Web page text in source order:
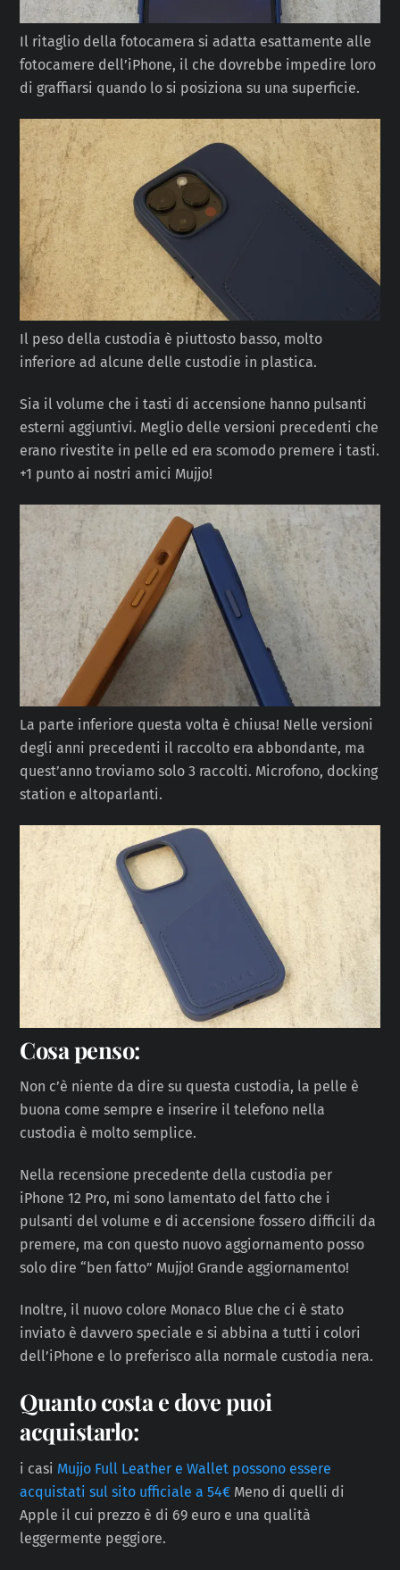
Il ritaglio della fotocamera si adatta esattamente alle
fotocamere dell’iPhone, il che dovrebbe impedire loro
di graffiarsi quando lo si posiziona su una superficie.
Il peso della custodia è piuttosto basso, molto
inferiore ad alcune delle custodie in plastica.
Sia il volume che i tasti di accensione hanno pulsanti
esterni aggiuntivi. Meglio delle versioni precedenti che
erano rivestite in pelle ed era scomodo premere i tasti.
+1 punto ai nostri amici Mujjo!
La parte inferiore questa volta è chiusa! Nelle versioni
degli anni precedenti il ​​raccolto era abbondante, ma
quest’anno troviamo solo 3 raccolti. Microfono, docking
station e altoparlanti.
Cosa penso:
Non c’è niente da dire su questa custodia, la pelle è
buona come sempre e inserire il telefono nella
custodia è molto semplice.
Nella recensione precedente della custodia per
iPhone 12 Pro, mi sono lamentato del fatto che i
pulsanti del volume e di accensione fossero difficili da
premere, ma con questo nuovo aggiornamento posso
solo dire “ben fatto” Mujjo! Grande aggiornamento!
Inoltre, il nuovo colore Monaco Blue che ci è stato
inviato è davvero speciale e si abbina a tutti i colori
dell’iPhone e lo preferisco alla normale custodia nera.
Quanto costa e dove puoi
acquistarlo:
i casi Mujjo Full Leather e Wallet possono essere
acquistati sul sito ufficiale a 54€ Meno di quelli di
Apple il cui prezzo è di 69 euro e una qualità
leggermente peggiore.